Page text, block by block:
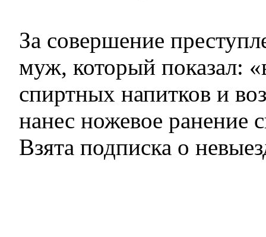
За совершение
муж, который показал:
спиртных напитков и
нанес ножевое ранение
Взята подписка о